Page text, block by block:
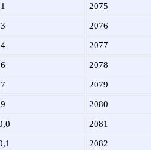
2075
2076
2077
2078
2079
2080
2081
2082